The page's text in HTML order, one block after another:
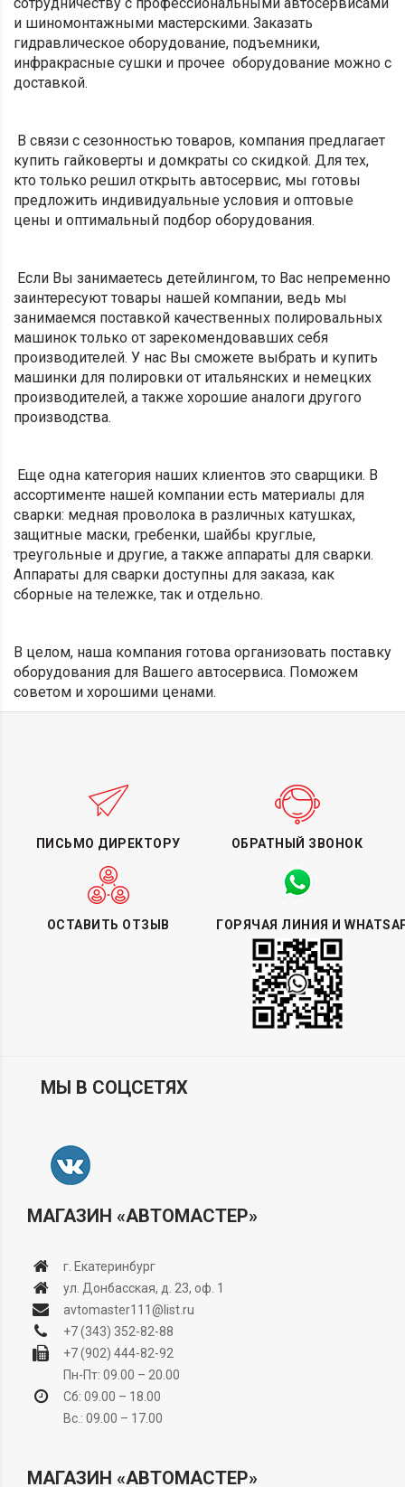
и шиномонтажными мастерскими. Заказать
гидравлическое оборудование, подъемники,
инфракрасные сушки и прочее оборудование можно с
доставкой.
В связи с сезонностью товаров, компания предлагает
купить гайковерты и домкраты со скидкой. Для тех,
кто только решил открыть автосервис, мы готовы
предложить индивидуальные условия и оптовые
цены и оптимальный подбор оборудования.
Если Вы занимаетесь детейлингом, то Вас непременно
заинтересуют товары нашей компании, ведь мы
занимаемся поставкой качественных полировальных
машинок только от зарекомендовавших себя
производителей. У нас Вы сможете выбрать и купить
машинки для полировки от итальянских и немецких
производителей, а также хорошие аналоги другого
производства.
Еще одна категория наших клиентов это сварщики. В
ассортименте нашей компании есть материалы для
сварки: медная проволока в различных катушках,
защитные маски, гребенки, шайбы круглые,
треугольные и другие, а также аппараты для сварки.
Аппараты для сварки доступны для заказа, как
сборные на тележке, так и отдельно.
В целом, наша компания готова организовать поставку
оборудования для Вашего автосервиса. Поможем
советом и хорошими ценами.
ПИСЬМО ДИРЕКТОРУ ОБРАТНЫЙ ЗВОНОК
ОСТАВИТЬ ОТЗЫВ ГОРЯЧАЯ ЛИНИЯ И
МЫ В СОЦСЕТЯХ
МАГАЗИН «АВТОМАСТЕР»
г. Екатеринбург
ул. Донбасская, д. 23, оф. 1
avtomaster111@list.ru
+7 (343) 352-82-88
+7 (902) 444-82-92
Пн-Пт: 09.00 – 20.00
Сб: 09.00 – 18.00
Вс.: 09.00 – 17.00
МАГАЗИН «АВТОМАСТЕР»